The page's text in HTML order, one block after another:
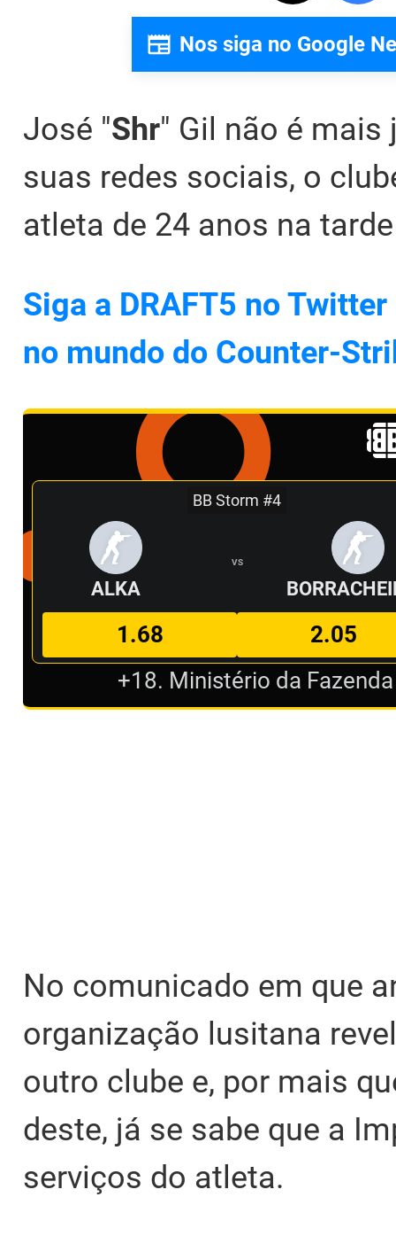
Nos siga no Google
José "Shr" Gil não é
suas redes sociais, o
atleta de 24 anos na
Siga a DRAFT5 no
no mundo do Counter-
BB Storm #4
ALKA
VS
1.68
2.05
+18. Ministério da
No comunicado em que
organização lusitana
outro clube e, por mais
deste, já se sabe que a
serviços do atleta.